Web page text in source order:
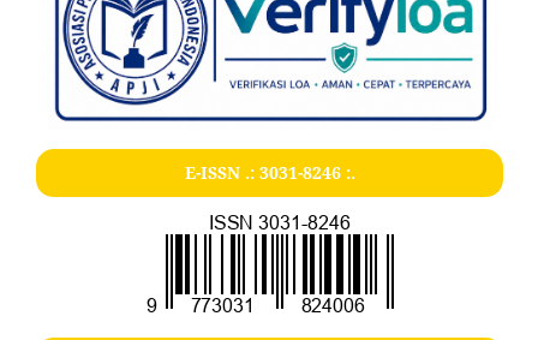
E-ISSN .: 3031-8246:.